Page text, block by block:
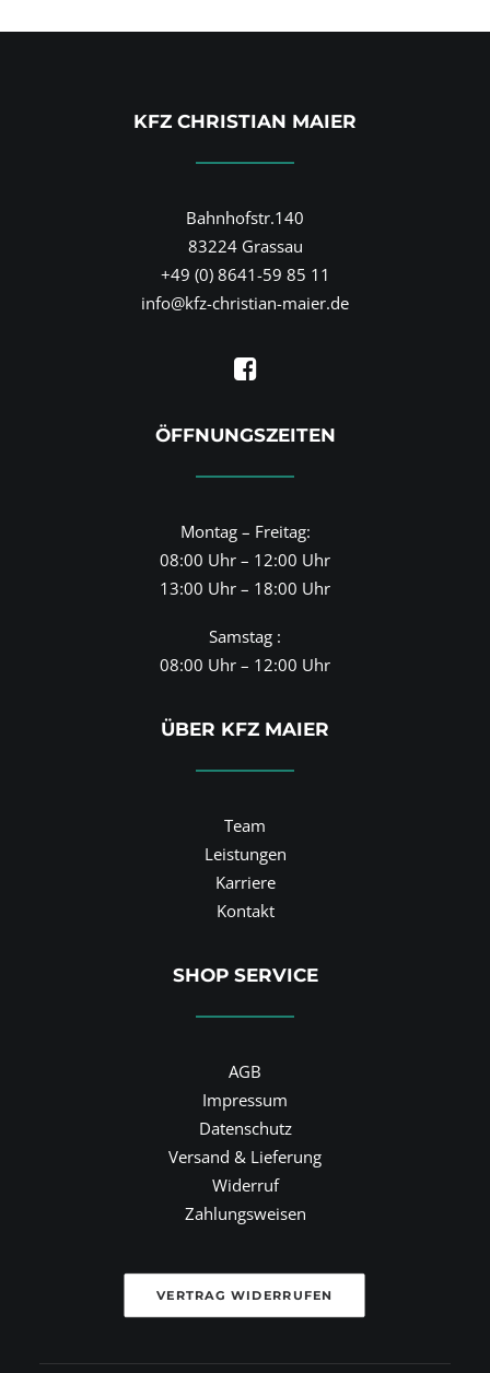
KFZ CHRISTIAN MAIER
Bahnhofstr.140
83224 Grassau
+49 (0) 8641-59 85 11
info@kfz-christian-maier.de
ÖFFNUNGSZEITEN
Montag – Freitag:
08:00 Uhr – 12:00 Uhr
13:00 Uhr – 18:00 Uhr
Samstag :
08:00 Uhr – 12:00 Uhr
ÜBER KFZ MAIER
Team
Leistungen
Karriere
Kontakt
SHOP SERVICE
AGB
Impressum
Datenschutz
Versand & Lieferung
Widerruf
Zahlungsweisen
VERTRAG WIDERRUFEN